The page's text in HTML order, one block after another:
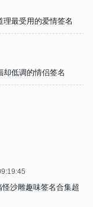
理最受用的爱情签名
低调的情侣签名
沙雕趣味签名合集超